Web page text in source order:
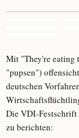
Mit "They're eating
"pupsen")
deutschen
Die VDI-Festschrift
zu berichten: